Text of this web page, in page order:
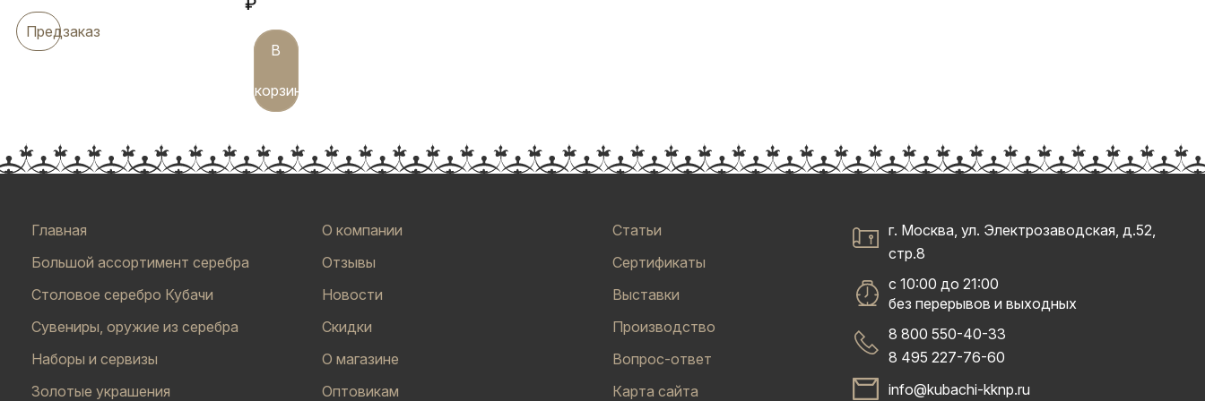
Предзаказ
В
корзину
Главная
Большой ассортимент серебра
Столовое серебро Кубачи
Сувениры, оружие из серебра
Наборы и сервизы
Золотые украшения
О компании
Отзывы
Новости
Скидки
О магазине
Оптовикам
Статьи
Сертификаты
Выставки
Производство
Вопрос-ответ
Карта сайта
г. Москва, ул. Электрозаводская, д.52,
стр.8
с 10:00 до 21:00
без перерывов и выходных
8 800 550-40-33
8 495 227-76-60
info@kubachi-kknp.ru